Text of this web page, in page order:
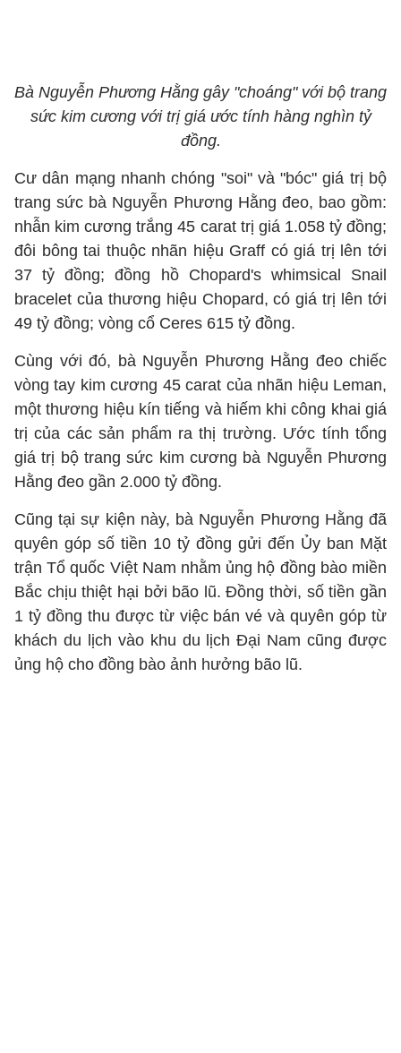
Bà Nguyễn Phương Hằng gây "choáng" với bộ trang
sức kim cương với trị giá ước tính hàng nghìn tỷ
đồng.
Cư dân mạng nhanh chóng "soi" và "bóc" giá trị bộ
trang sức bà Nguyễn Phương Hằng đeo, bao gồm:
nhẫn kim cương trắng 45 carat trị giá 1.058 tỷ đồng;
đôi bông tai thuộc nhãn hiệu Graff có giá trị lên tới
37 tỷ đồng; đồng hồ Chopard's whimsical Snail
bracelet của thương hiệu Chopard, có giá trị lên tới
49 tỷ đồng; vòng cổ Ceres 615 tỷ đồng.
Cùng với đó, bà Nguyễn Phương Hằng đeo chiếc
vòng tay kim cương 45 carat của nhãn hiệu Leman,
một thương hiệu kín tiếng và hiếm khi công khai giá
trị của các sản phẩm ra thị trường. Ước tính tổng
giá trị bộ trang sức kim cương bà Nguyễn Phương
Hằng đeo gần 2.000 tỷ đồng.
Cũng tại sự kiện này, bà Nguyễn Phương Hằng đã
quyên góp số tiền 10 tỷ đồng gửi đến Ủy ban Mặt
trận Tổ quốc Việt Nam nhằm ủng hộ đồng bào miền
Bắc chịu thiệt hại bởi bão lũ. Đồng thời, số tiền gần
1 tỷ đồng thu được từ việc bán vé và quyên góp từ
khách du lịch vào khu du lịch Đại Nam cũng được
ủng hộ cho đồng bào ảnh hưởng bão lũ.